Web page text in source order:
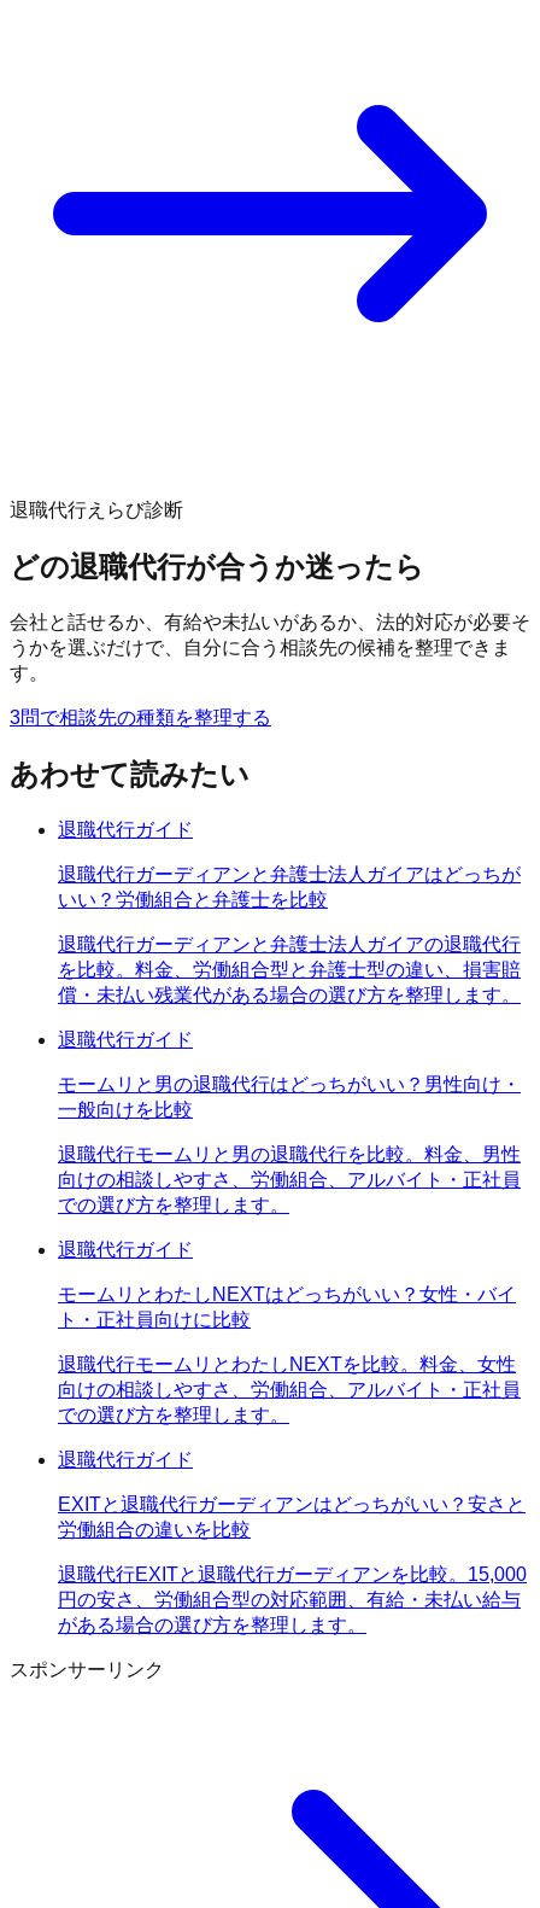
退職代行えらび診断
どの退職代行が合うか迷ったら
会社と話せるか、有給や未払いがあるか、法的対応が必要そ
うかを選ぶだけで、自分に合う相談先の候補を整理できま
す。
3問で相談先の種類を整理する
あわせて読みたい
退職代行ガイド
退職代行ガーディアンと弁護士法人ガイアはどっちが
いい？労働組合と弁護士を比較
退職代行ガーディアンと弁護士法人ガイアの退職代行
を比較。料金、労働組合型と弁護士型の違い、損害賠
償・未払い残業代がある場合の選び方を整理します。
退職代行ガイド
モームリと男の退職代行はどっちがいい？男性向け・
一般向けを比較
退職代行モームリと男の退職代行を比較。料金、男性
向けの相談しやすさ、労働組合、アルバイト・正社員
での選び方を整理します。
退職代行ガイド
モームリとわたしNEXTはどっちがいい？女性・バイ
ト・正社員向けに比較
退職代行モームリとわたしNEXTを比較。料金、女性
向けの相談しやすさ、労働組合、アルバイト・正社員
での選び方を整理します。
退職代行ガイド
EXITと退職代行ガーディアンはどっちがいい？安さと
労働組合の違いを比較
退職代行EXITと退職代行ガーディアンを比較。15,000
円の安さ、労働組合型の対応範囲、有給・未払い給与
がある場合の選び方を整理します。
スポンサーリンク